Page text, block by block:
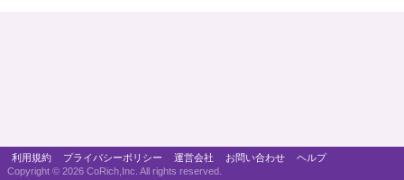
利用規約 プライバシーポリシー 運営会社 お問い合わせ
ヘルプ
Copyright © 2026 CoRich,Inc. All rights reserved.